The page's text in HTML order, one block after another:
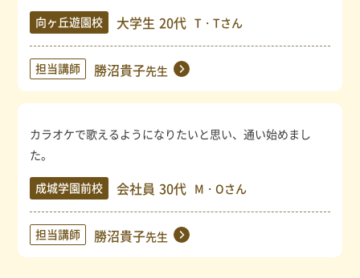
向ヶ丘遊園校 大学生 20代 T・Tさん
担当講師 勝沼貴子先生
カラオケで歌えるようになりたいと思い、通い始めまし
た。
成城学園前校 会社員 30代 M・Oさん
担当講師 勝沼貴子先生